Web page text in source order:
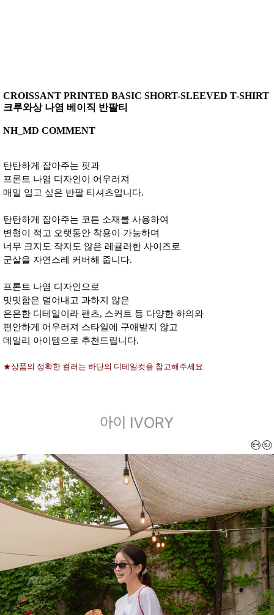
CROISSANT PRINTED BASIC SHORT-SLEEVED T-SHIRT
크루와상 나염 베이직 반팔티
NH_MD COMMENT
탄탄하게 잡아주는 핏과
프론트 나염 디자인이 어우러져
매일 입고 싶은 반팔 티셔츠입니다.
탄탄하게 잡아주는 코튼 소재를 사용하여
변형이 적고 오랫동안 착용이 가능하며
너무 크지도 작지도 않은 레귤러한 사이즈로
군살을 자연스레 커버해 줍니다.
프론트 나염 디자인으로
밋밋함은 덜어내고 과하지 않은
은은한 디테일이라 팬츠, 스커트 등 다양한 하의와
편안하게 어우러져 스타일에 구애받지 않고
데일리 아이템으로 추천드립니다.
★상품의 정확한 컬러는 하단의 디테일컷을 참고해주세요.